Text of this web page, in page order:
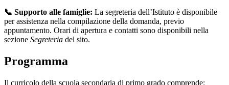
📞 Supporto alle famiglie: La segreteria dell’Istituto è disponibile
per assistenza nella compilazione della domanda, previo
appuntamento. Orari di apertura e contatti sono disponibili nella
sezione Segreteria del sito.
Programma
Il curricolo della scuola secondaria di primo grado comprende: